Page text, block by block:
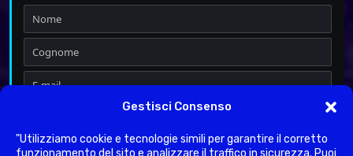
Gestisci Consenso
"Utilizziamo cookie e tecnologie simili per garantire il corretto
funzionamento del sito e analizzare il traffico in sicurezza. Puoi
Iscrivimi a Security & Privacy
Dichiaro di aver letto l'
informativa sulla Privacy
ai sensi del
Regolamento UE 2016/679.